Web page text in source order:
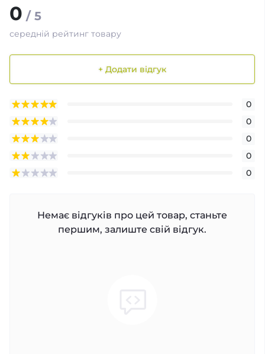
0 / 5
середній рейтинг товару
+ Додати відгук
0
0
0
0
0
Немає відгуків про цей товар, станьте
першим, залиште свій відгук.